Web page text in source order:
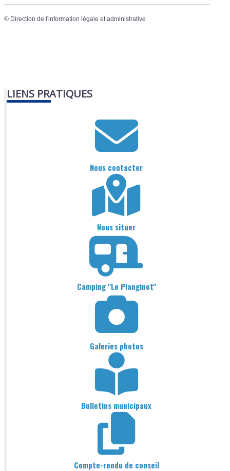
© Direction de l'information légale et administrative
LIENS PRATIQUES
Nous contacter
Nous situer
Camping "Le Planginot"
Galeries photos
Bulletins municipaux
Compte-rendu de conseil